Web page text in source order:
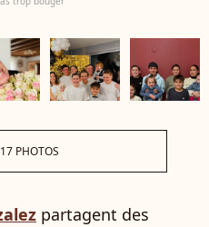
PHOTOS
partagent des